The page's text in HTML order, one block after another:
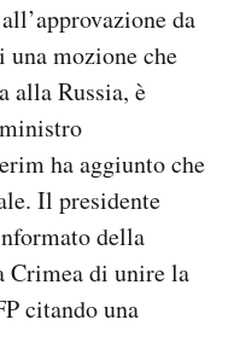
da
mozione che
alla Russia, è
ha aggiunto che
Il presidente
della
Crimea di unire la
citando una